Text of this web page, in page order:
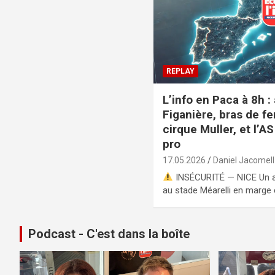
REPLAY
L’info en Paca à 8h
Figanière, bras de
cirque Muller, et
pro
17.05.2026 Daniel
INSÉCURITÉ — NICE
au stade Méarelli en marge
Podcast - C'est dans la boîte